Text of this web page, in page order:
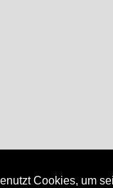
Cookies, um